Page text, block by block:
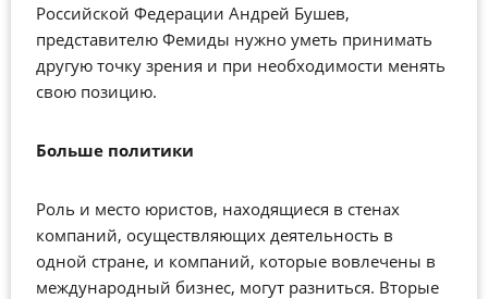
Российской Федерации Андрей Бушев,
представителю Фемиды нужно уметь принимать
другую точку зрения и при необходимости менять
свою позицию.
Больше политики
Роль и место юристов, находящиеся в стенах
компаний, осуществляющих деятельность в
одной стране, и компаний, которые вовлечены в
международный бизнес, могут разниться. Вторые